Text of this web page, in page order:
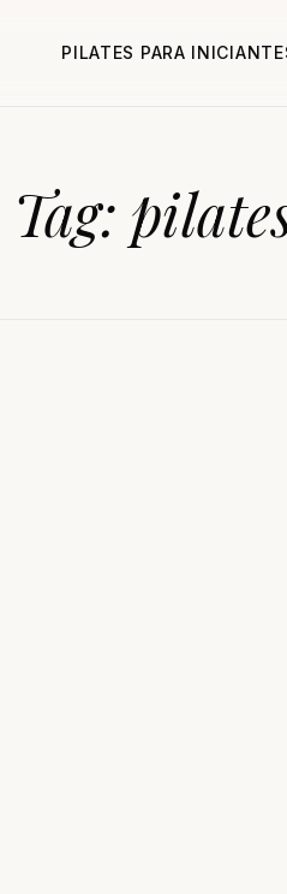
PILATES PARA
Tag: